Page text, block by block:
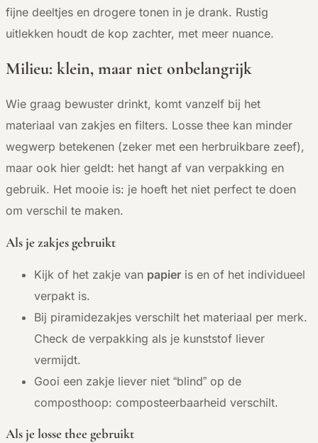
fijne deeltjes en drogere tonen in je drank. Rustig
uitlekken houdt de kop zachter, met meer nuance.
Milieu: klein, maar niet onbelangrijk
Wie graag bewuster drinkt, komt vanzelf bij het
materiaal van zakjes en filters. Losse thee kan minder
wegwerp betekenen (zeker met een herbruikbare zeef),
maar ook hier geldt: het hangt af van verpakking en
gebruik. Het mooie is: je hoeft het niet perfect te doen
om verschil te maken.
Als je zakjes gebruikt
Kijk of het zakje van papier is en of het individueel
verpakt is.
Bij piramidezakjes verschilt het materiaal per merk.
Check de verpakking als je kunststof liever
vermijdt.
Gooi een zakje liever niet “blind” op de
composthoop: composteerbaarheid verschilt.
Als je losse thee gebruikt